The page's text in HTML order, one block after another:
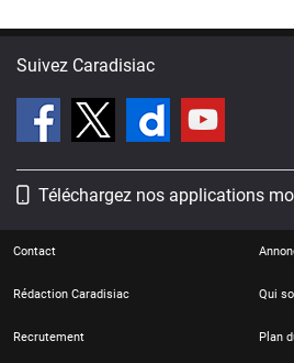
Suivez Caradisiac
Téléchargez nos applications
Contact
Rédaction Caradisiac Qui
Recrutement Plan